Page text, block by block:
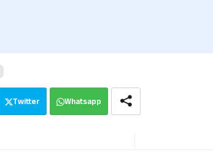
Twitter Whatsapp